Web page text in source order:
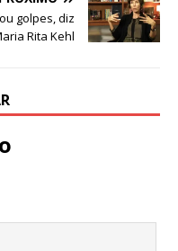
golpes, diz
Rita Kehl